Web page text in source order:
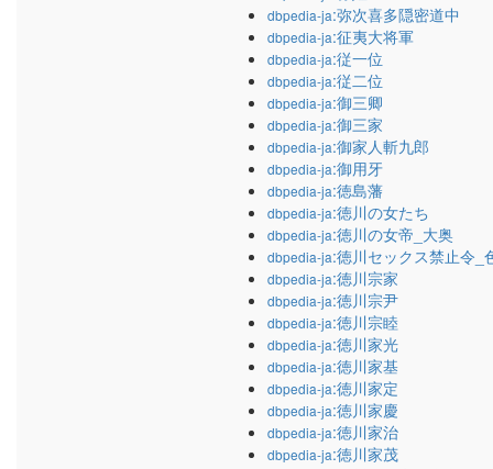
dbpedia-ja:弥次喜多隠密道中
dbpedia-ja:征夷大将軍
dbpedia-ja:従一位
dbpedia-ja:従二位
dbpedia-ja:御三卿
dbpedia-ja:御三家
dbpedia-ja:御家人斬九郎
dbpedia-ja:御用牙
dbpedia-ja:徳島藩
dbpedia-ja:徳川の女たち
dbpedia-ja:徳川の女帝_大奥
dbpedia-ja:徳川セックス禁止令_
dbpedia-ja:徳川宗家
dbpedia-ja:徳川宗尹
dbpedia-ja:徳川宗睦
dbpedia-ja:徳川家光
dbpedia-ja:徳川家基
dbpedia-ja:徳川家定
dbpedia-ja:徳川家慶
dbpedia-ja:徳川家治
dbpedia-ja:徳川家茂